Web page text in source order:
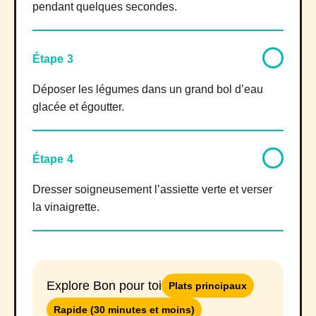
pendant quelques secondes.
Étape 3
Déposer les légumes dans un grand bol d’eau
glacée et égoutter.
Étape 4
Dresser soigneusement l’assiette verte et verser
la vinaigrette.
Explore Bon pour toi Plats principaux
Rapide (30 minutes et moins)